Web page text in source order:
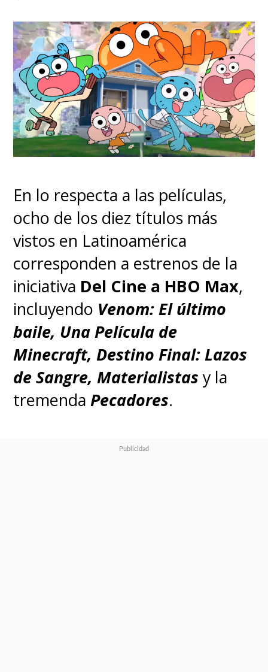
En lo respecta a las películas,
ocho de los diez títulos más
vistos en Latinoamérica
corresponden a estrenos de la
iniciativa Del Cine a HBO Max,
incluyendo Venom: El último
baile, Una Película de
Minecraft, Destino Final: Lazos
de Sangre, Materialistas y la
tremendaPecadores.